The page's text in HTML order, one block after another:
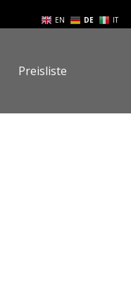
Preisliste
EN DE IT